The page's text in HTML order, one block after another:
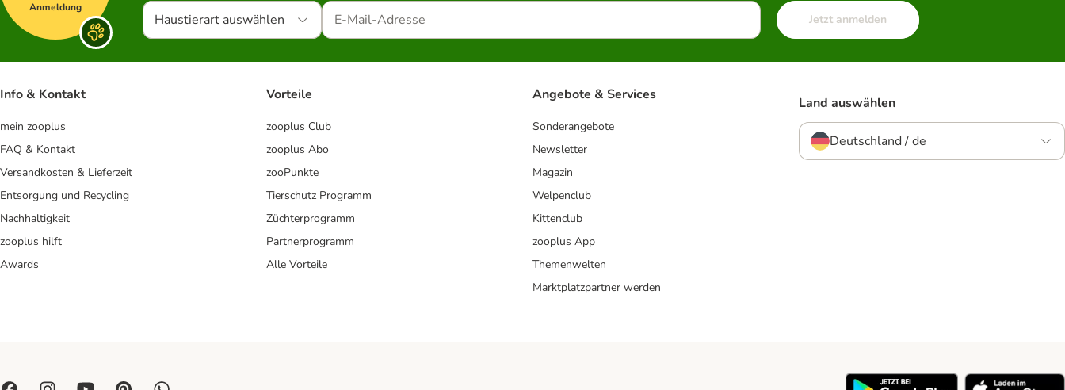
Anmeldung
Haustierart auswählen Jetzt anmelden
Info & Kontakt
mein zooplus
FAQ & Kontakt
Versandkosten & Lieferzeit
Entsorgung und Recycling
Nachhaltigkeit
zooplus hilft
Awards
Vorteile
zooplus Club
zooplus Abo
zooPunkte
Tierschutz Programm
Züchterprogramm
Partnerprogramm
Alle Vorteile
Angebote & Services
Sonderangebote
Newsletter
Magazin
Welpenclub
Kittenclub
zooplus App
Themenwelten
Marktplatzpartner werden
Land auswählen
Deutschland / de